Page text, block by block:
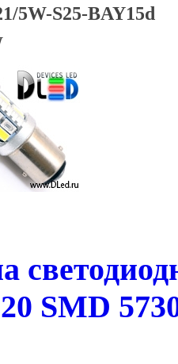
5W-S25-BAY15d
SMD